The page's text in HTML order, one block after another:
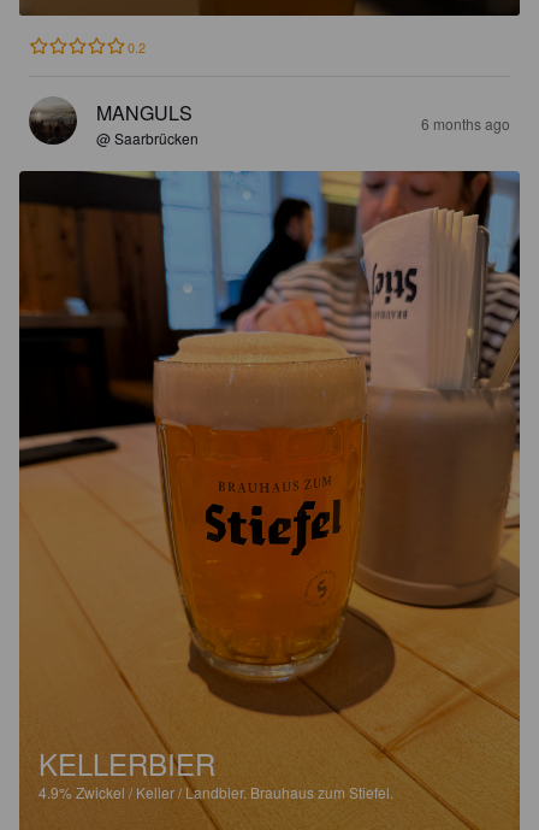
0.2
MANGULS
@ Saarbrücken
6 months ago
KELLERBIER
4.9%Zwickel / Keller / Landbier. Brauhaus zum Stiefel.